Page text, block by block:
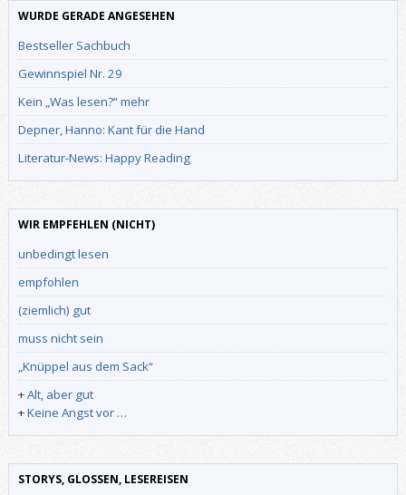
WURDE GERADE ANGESEHEN
Bestseller Sachbuch
Gewinnspiel Nr. 29
Kein „Was lesen?“ mehr
Depner, Hanno: Kant für die Hand
Literatur-News: Happy Reading
WIR EMPFEHLEN (NICHT)
unbedingt lesen
empfohlen
(ziemlich) gut
muss nicht sein
„Knüppel aus dem Sack“
+Alt, aber gut
+Keine Angst vor …
STORYS, GLOSSEN, LESEREISEN